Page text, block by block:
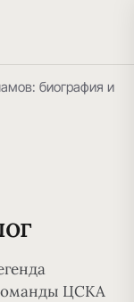
биография и
ЦСКА